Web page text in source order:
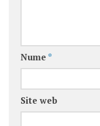
Nume *
Site web